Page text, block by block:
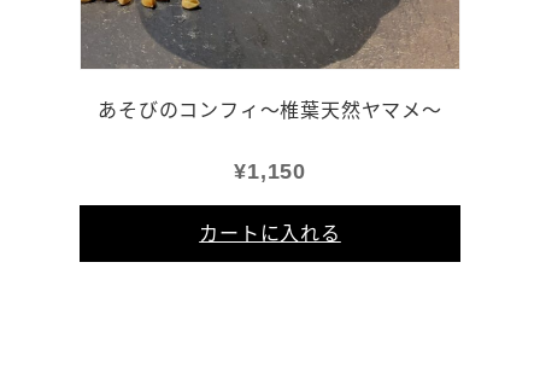
あそびのコンフィ～椎葉天然ヤマメ～
¥1,150
カートに入れる